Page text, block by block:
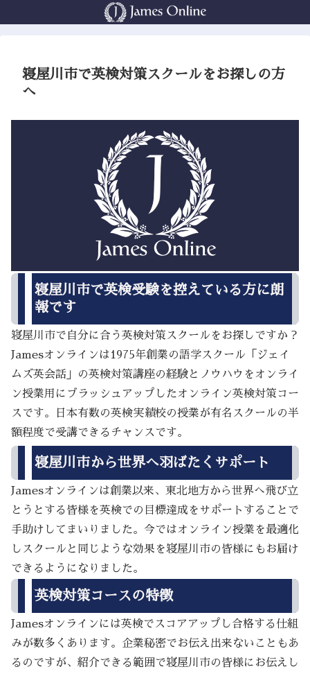
寝屋川市で英検対策スクールをお探しの方
へ
寝屋川市で英検受験を控えている方に朗
報です
寝屋川市で自分に合う英検対策スクールをお探しですか？
Jamesオンラインは1975年創業の語学スクール「ジェイ
ムズ英会話」の英検対策講座の経験とノウハウをオンライ
ン授業用にブラッシュアップしたオンライン英検対策コー
スです。日本有数の英検実績校の授業が有名スクールの半
額程度で受講できるチャンスです。
寝屋川市から世界へ羽ばたくサポート
Jamesオンラインは創業以来、東北地方から世界へ飛び立
とうとする皆様を英検での目標達成をサポートすることで
手助けしてまいりました。今ではオンライン授業を最適化
しスクールと同じような効果を寝屋川市の皆様にもお届け
できるようになりました。
英検対策コースの特徴
Jamesオンラインには英検でスコアアップし合格する仕組
みが数多くあります。企業秘密でお伝え出来ないこともあ
るのですが、紹介できる範囲で寝屋川市の皆様にお伝えし